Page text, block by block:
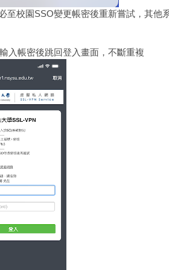
至校園SSO變更帳密後重新嘗試，其他
入帳密後跳回登入畫面，不斷重複